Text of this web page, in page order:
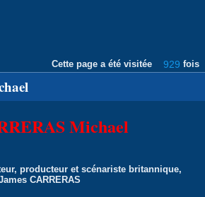
Cette page a été visitée 929 fois
Michael
producteur et scénariste britannique,
CARRERAS